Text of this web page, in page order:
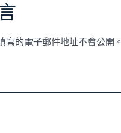
寫的電子郵件地址不會公開。